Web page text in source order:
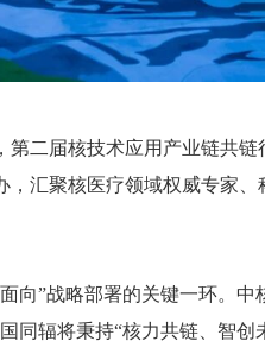
二届核技术应用产业链共
汇聚核医疗领域权威专家
向”战略部署的关键一环。
辐将秉持“核力共链、智创